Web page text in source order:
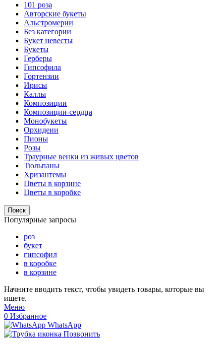
101 роза
Авторские букеты
Альстромерии
Без категории
Букет невесты
Букеты
Герберы
Гипсофила
Гортензии
Ирисы
Каллы
Композиции
Композиции-сердца
Монобукеты
Орхидеии
Пионы
Розы
Траурные венки из живых цветов
Тюльпаны
Хризантемы
Цветы в корзине
Цветы в коробке
Поиск
Популярные запросы
роз
букет
гипсофил
в коробке
в корзине
Начните вводить текст, чтобы увидеть товары, которые вы
ищете.
Меню
0 Избранное
WhatsApp
Позвонить